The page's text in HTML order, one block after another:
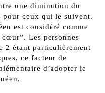
une diminution du
pour ceux qui le suivent.
est considéré comme
Les personnes
2 étant particulièrement
ce facteur de
d’adopter le